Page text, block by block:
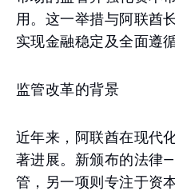
用。这一举措与阿联酋
实现金融稳定及全面遵
监管改革的背景
近年来，阿联酋在现代
著进展。新颁布的法律
管，另一项则专注于资